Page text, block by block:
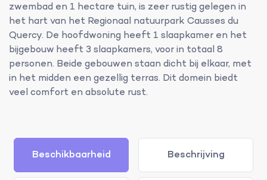
zwembad en 1 hectare tuin, is zeer rustig gelegen in
het hart van het Regionaal natuurpark Causses du
Quercy. De hoofdwoning heeft 1 slaapkamer en het
bijgebouw heeft 3 slaapkamers, voor in totaal 8
personen. Beide gebouwen staan dicht bij elkaar, met
in het midden een gezellig terras. Dit domein biedt
veel comfort en absolute rust.
Beschikbaarheid Beschrijving